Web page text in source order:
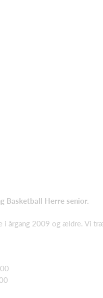
Basketball Herre senior.
i årgang 2009 og ældre. Vi